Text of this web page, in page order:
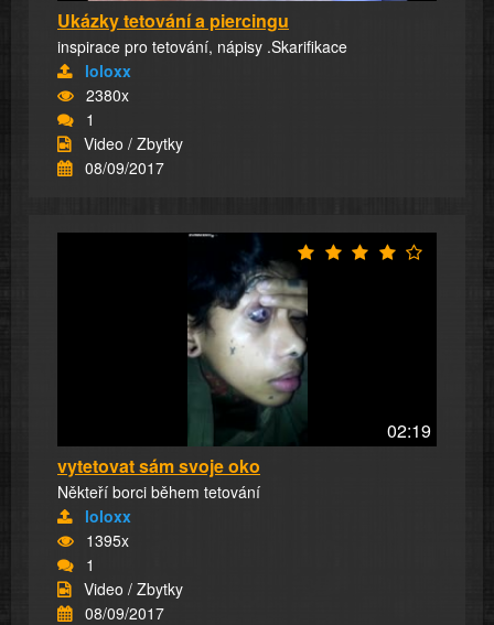
Ukázky tetování a piercingu
inspirace pro tetování, nápisy .Skarifikace
loloxx
2380x
1
Video / Zbytky
08/09/2017
02:19
vytetovat sám svoje oko
Někteří borci během tetování
loloxx
1395x
1
Video / Zbytky
08/09/2017